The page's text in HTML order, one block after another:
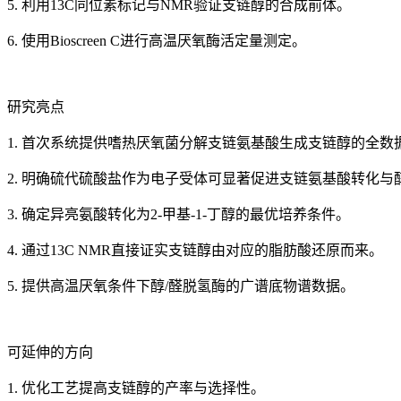
5. 利用13C同位素标记与NMR验证支链醇的合成前体。
6. 使用Bioscreen C进行高温厌氧酶活定量测定。
研究亮点
1. 首次系统提供嗜热厌氧菌分解支链氨基酸生成支链醇的全数
2. 明确硫代硫酸盐作为电子受体可显著促进支链氨基酸转化与
3. 确定异亮氨酸转化为2-甲基-1-丁醇的最优培养条件。
4. 通过13C NMR直接证实支链醇由对应的脂肪酸还原而来。
5. 提供高温厌氧条件下醇/醛脱氢酶的广谱底物谱数据。
可延伸的方向
1. 优化工艺提高支链醇的产率与选择性。